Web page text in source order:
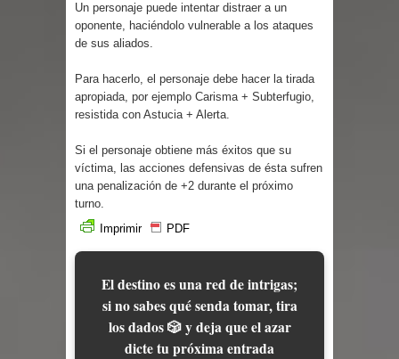
Un personaje puede intentar distraer a un
oponente, haciéndolo vulnerable a los ataques
de sus aliados.
Para hacerlo, el personaje debe hacer la tirada
apropiada, por ejemplo Carisma + Subterfugio,
resistida con Astucia + Alerta.
Si el personaje obtiene más éxitos que su
víctima, las acciones defensivas de ésta sufren
una penalización de +2 durante el próximo
turno.
Imprimir
PDF
El destino es una red de intrigas;
si no sabes qué senda tomar, tira
los dados 🎲 y deja que el azar
dicte tu próxima entrada